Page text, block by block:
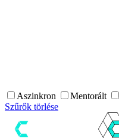
Aszinkron Mentorált
Szűrők törlése